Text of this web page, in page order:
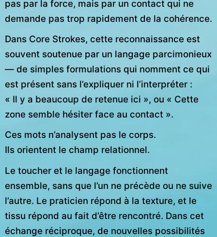
pas par la force, mais par un contact qui ne
demande pas trop rapidement de la cohérence.
Dans Core Strokes, cette reconnaissance est
souvent soutenue par un langage parcimonieux
— de simples formulations qui nomment ce qui
est présent sans l’expliquer ni l’interpréter :
« Il y a beaucoup de retenue ici », ou « Cette
zone semble hésiter face au contact ».
Ces mots n’analysent pas le corps.
Ils orientent le champ relationnel.
Le toucher et le langage fonctionnent
ensemble, sans que l’un ne précède ou ne suive
l’autre. Le praticien répond à la texture, et le
tissu répond au fait d’être rencontré. Dans cet
échange réciproque, de nouvelles possibilités